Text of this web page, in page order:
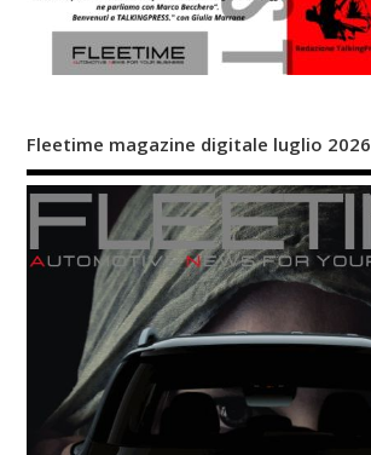
Fleetime magazine digitale luglio 2026